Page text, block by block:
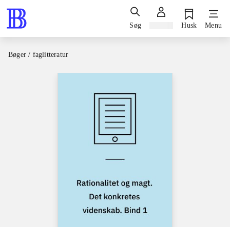
Søg Husk Menu
Bøger / faglitteratur